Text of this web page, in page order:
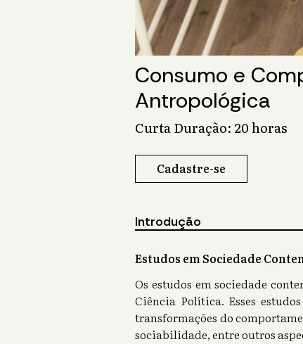
Consumo e
Antropológica
Curta Duração: 20 horas
Cadastre-se
Introdução
Estudos em Sociedade
Os estudos em sociedade
Ciência Política. Esses
transformações do
sociabilidade, entre outros